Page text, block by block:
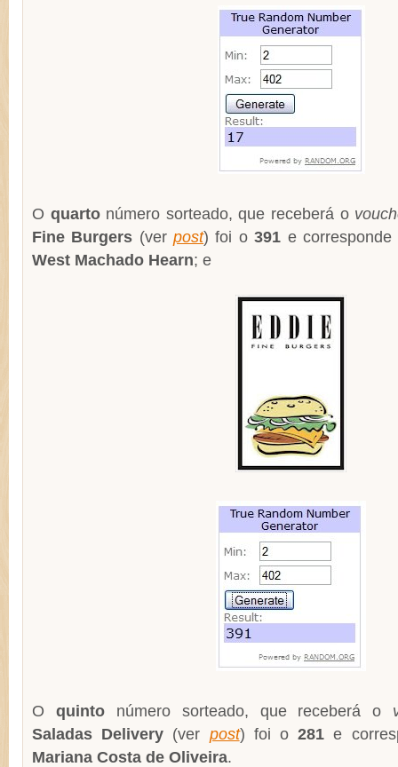
O quartonúmero sorteado, que receberá o
Fine Burgers (verpost) foi o391 e
West Machado Hearn; e
O quintonúmero sorteado, que receberá o
Saladas Delivery (ver post) foi o281 e
Mariana Costa de Oliveira.